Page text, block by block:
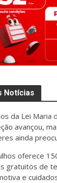
Notícias
da Lei Maria
avançou,
ainda
oferece
gratuitos de
e